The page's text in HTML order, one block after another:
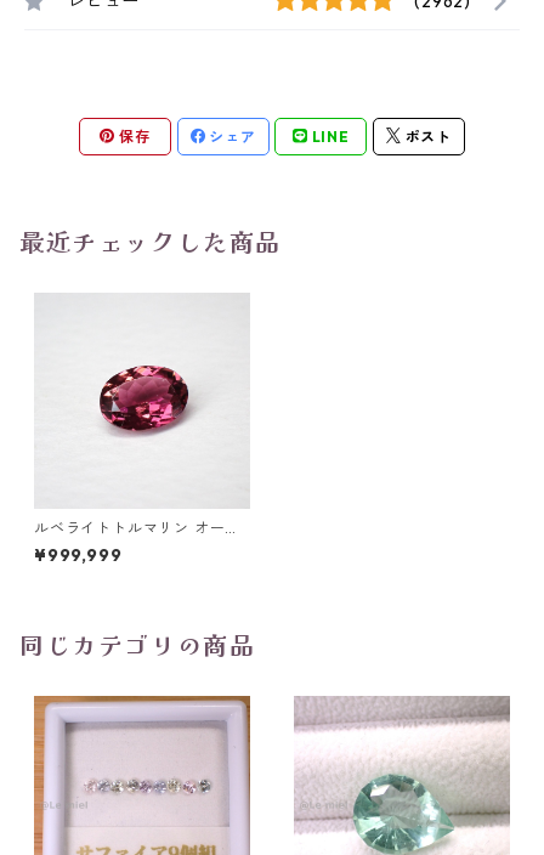
保存 シェア LINE ポスト
最近チェックした商品
ルベライトトルマリン オーバ
ルカットルース 1.1ct 7.9mm*
5.9mm*3.2mm
¥999,999
同じカテゴリの商品